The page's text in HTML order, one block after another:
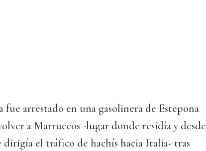
fue arrestado en una gasolinera de Estepona
a Marruecos -lugar donde residía y desde
dirigía el tráfico de hachís hacia Italia- tras